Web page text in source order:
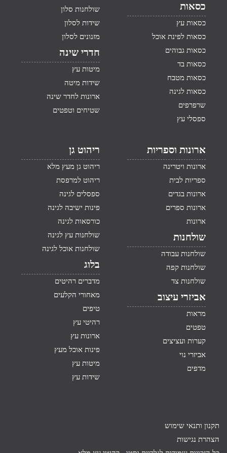
כסאות
כסאות עץ
כסאות לפינת אוכל
כסאות גבוהים
כסאות בד
כסאות מטבח
כסאות לגינה
שרפרפים
ספסלי עץ
שולחנות סלון
שידות לסלון
מזנונים לסלון
חדרי שינה
מיטות עץ
שידות מיטה
ארונות לחדר שינה
שטיחים וטפטים
ארונות וספריות
ארונות ויטרינה
ספריות לבית
ארונות בגדים
ארונות ספרים
ארונות
שולחנות
שולחנות עבודה
שולחנות קפה
שולחנות צד
אביזרי עיצוב
מראות
טפטים
קערות ועציצים
אביזרי נוי
מדפים
ריהוט גן
ריהוט גן מעץ מלא
ריהוט למרפסת
ספסלים לגינה
פינות ישיבה לגינה
כורסאות לגינה
שולחנות עץ לגינה
שולחנות אוכל לגינה
בלוג
מדברים רהיטים
מאחורי הקלעים
טיפים
רהיטי עץ
ארונות עץ
פינות אוכל מעץ
מיטות עץ
שידות עץ
תקנון ותנאי שימוש
הצהרת נגישות